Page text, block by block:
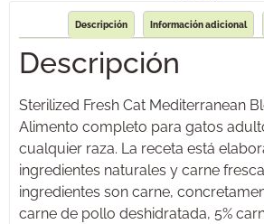
Descripción Información adicional
Descripción
Sterilized Fresh Cat Mediterranean
Alimento completo para gatos
cualquier raza. La receta está
ingredientes naturales y carne
ingredientes son carne,
carne de pollo deshidratada, 5%